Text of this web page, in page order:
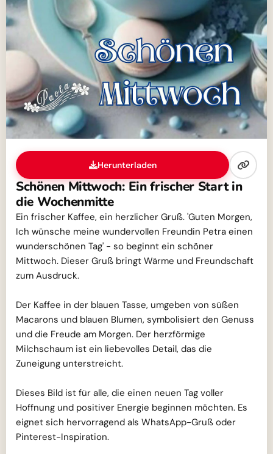
Herunterladen
Schönen Mittwoch: Ein frischer Start in
die Wochenmitte
Ein frischer Kaffee, ein herzlicher Gruß. 'Guten Morgen,
Ich wünsche meine wundervollen Freundin Petra einen
wunderschönen Tag' - so beginnt ein schöner
Mittwoch. Dieser Gruß bringt Wärme und Freundschaft
zum Ausdruck.
Der Kaffee in der blauen Tasse, umgeben von süßen
Macarons und blauen Blumen, symbolisiert den Genuss
und die Freude am Morgen. Der herzförmige
Milchschaum ist ein liebevolles Detail, das die
Zuneigung unterstreicht.
Dieses Bild ist für alle, die einen neuen Tag voller
Hoffnung und positiver Energie beginnen möchten. Es
eignet sich hervorragend als WhatsApp-Gruß oder
Pinterest-Inspiration.